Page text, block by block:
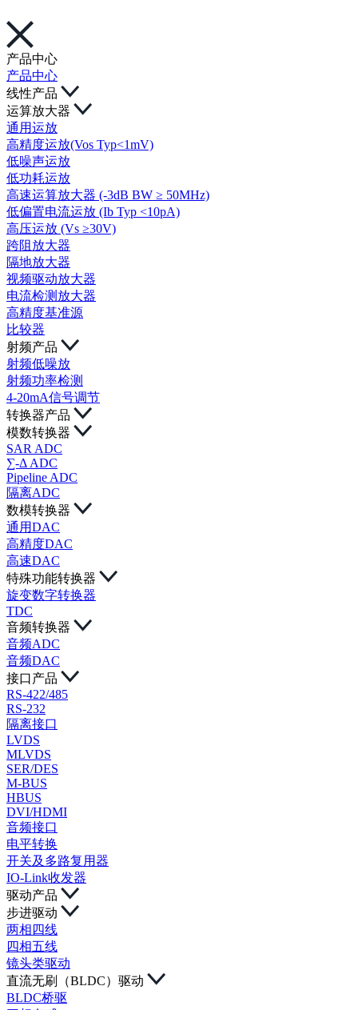
产品中心
产品中心
线性产品
运算放大器
通用运放
高精度运放(Vos Typ<1mV)
低噪声运放
低功耗运放
高速运算放大器 (-3dB BW ≥ 50MHz)
低偏置电流运放 (Ib Typ <10pA)
高压运放 (Vs ≥30V)
跨阻放大器
隔地放大器
视频驱动放大器
电流检测放大器
高精度基准源
比较器
射频产品
射频低噪放
射频功率检测
4-20mA信号调节
转换器产品
模数转换器
SAR ADC
∑-Δ ADC
Pipeline ADC
隔离ADC
数模转换器
通用DAC
高精度DAC
高速DAC
特殊功能转换器
旋变数字转换器
TDC
音频转换器
音频ADC
音频DAC
接口产品
RS-422/485
RS-232
隔离接口
LVDS
MLVDS
SER/DES
M-BUS
HBUS
DVI/HDMI
音频接口
电平转换
开关及多路复用器
IO-Link收发器
驱动产品
步进驱动
两相四线
四相五线
镜头类驱动
直流无刷（BLDC）驱动
BLDC桥驱